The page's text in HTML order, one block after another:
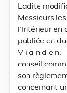
Ladite
Messieurs
l’Intérieur
publiée en
V i a n d e
conseil
son
concernant